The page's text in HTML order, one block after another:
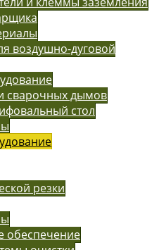
воздушно-дуговой
сварочных дымов
стол
резки
обеспечение